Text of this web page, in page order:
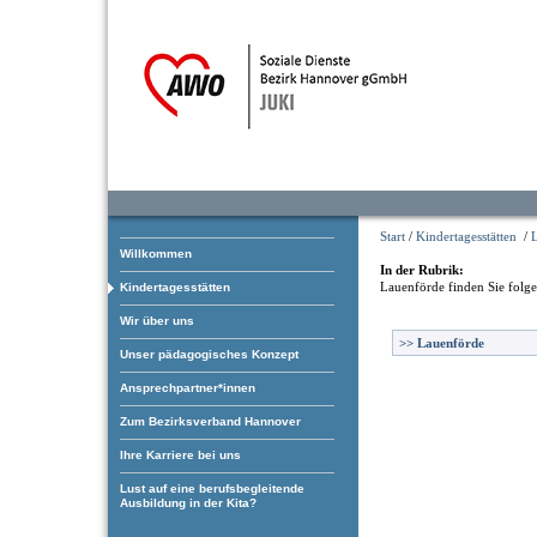
Willkommen
Kindertagesstätten
Wir über uns
Unser pädagogisches Konzept
Ansprechpartner*innen
Zum Bezirksverband Hannover
Ihre Karriere bei uns
Lust auf eine berufsbegleitende
Ausbildung in der Kita?
Start / Kindertagesstätten /
In der Rubrik:
Lauenförde finden Sie
>> Lauenförde